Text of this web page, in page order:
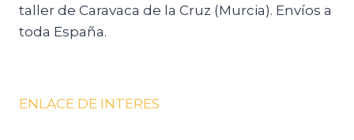
taller de Caravaca de la Cruz (Murcia). Envíos a
toda España.
ENLACE DE INTERES